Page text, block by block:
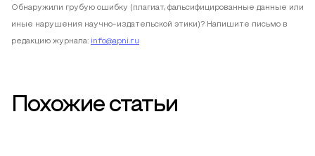
Обнаружили грубую ошибку (плагиат, фальсифицированные данные или
иные нарушения научно-издательской этики)? Напишите письмо в
редакцию журнала: info@apni.ru
Похожие статьи